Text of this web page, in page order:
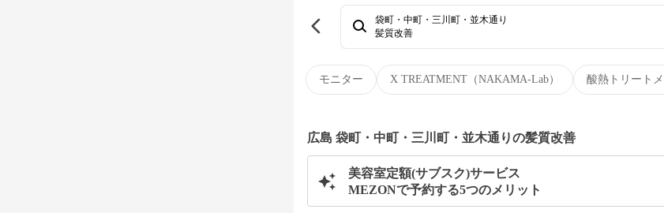
モニター X TREATMENT（NAKAMA-Lab） 酸熱トリート
袋町・中町・三川町・並木通り
髪質改善
広島 袋町・中町・三川町・並木通りの髪質改善
美容室定額(サブスク)サービス
MEZONで予約する5つのメリット